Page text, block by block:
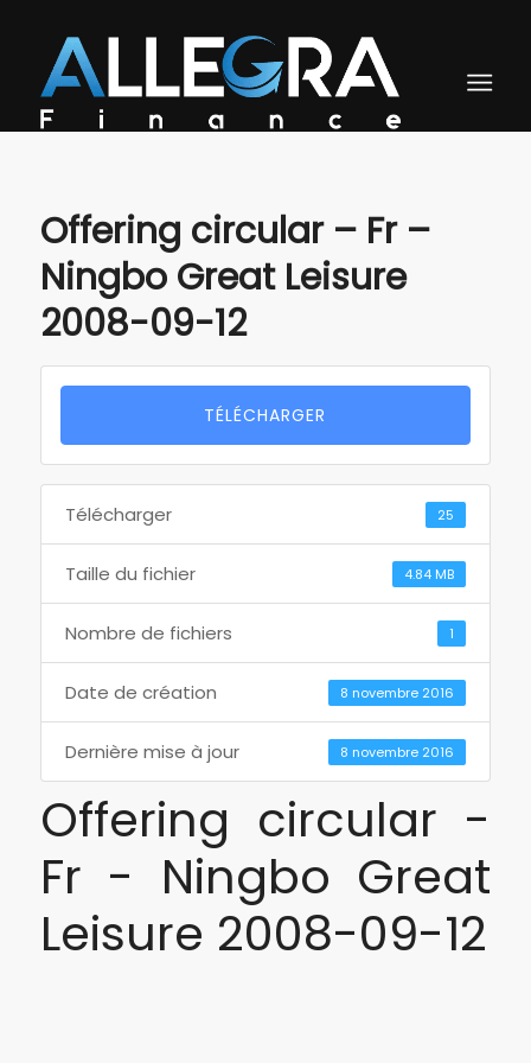
Offering circular – Fr –
Ningbo Great Leisure
2008-09-12
TÉLÉCHARGER
Télécharger 25
Taille du fichier 4.84 MB
Nombre de fichiers 1
Date de création 8 novembre 2016
Dernière mise à jour 8 novembre 2016
Offering circular -
Fr - Ningbo Great
Leisure 2008-09-12